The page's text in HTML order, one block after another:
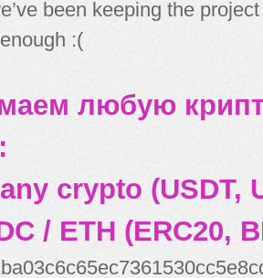
been keeping the
:(
любую
crypto (USDT,
/ ETH (ERC20,